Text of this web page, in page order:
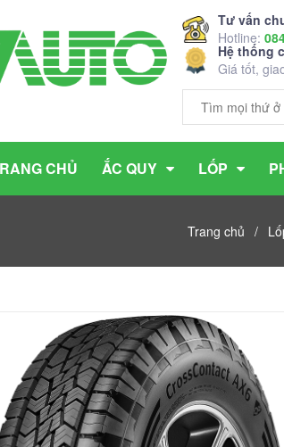
Tư vấn
Hotline:
Hệ thống
Giá tốt,
CHỦ ẮC QUY LỐP
Trang chủ /